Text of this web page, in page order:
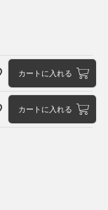
カートに入れる
カートに入れる